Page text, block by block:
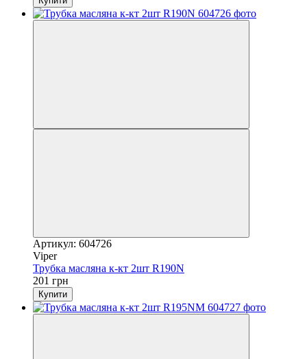
Артикул: 604726
Viper
Трубка масляна к-кт 2шт R190N
201 грн
Купити